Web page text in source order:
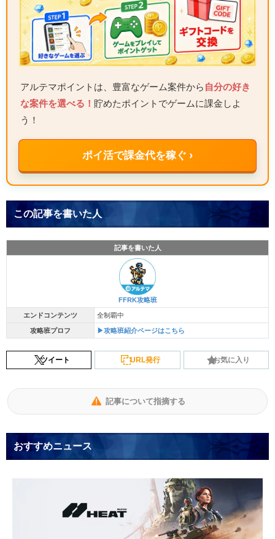
アルテマポイントは、豊富なゲーム案件から 自分の好き
な案件を選べる！ 貯めたポイントでゲームに課金しよ
う！
ポイ活で課金代を稼ぐ ›
この記事を書いた人
記事を書いた人
FFRK攻略班
エンドコンテンツ 全制覇中
攻略班プロフ ▶攻略班紹介ページはこちら
ツイート URL発行 お気に入り
記事について指摘する
おすすめニュース